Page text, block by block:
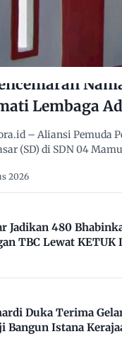
Lembaga
– Aliansi Pemuda
(SD) di SDN 04
2026
Jadikan 480
TBC Lewat KETUK
Duka Terima
Bangun Istana